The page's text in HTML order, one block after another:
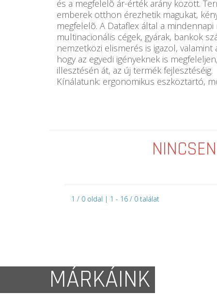
és a megfelelõ ár-érték arány között.
emberek otthon érezhetik magukat,
megfelelõ. A Dataflex által a
multinacionális cégek, gyárak, bankok
nemzetközi elismerés is igazol,
hogy az egyedi igényeknek is
illesztésén át, az új termék fejlesztéséig.
Kínálatunk: ergonomikus eszköztartó,
1 / 0 oldal | 1 - 16 / 0 találat
MÁRKÁINK